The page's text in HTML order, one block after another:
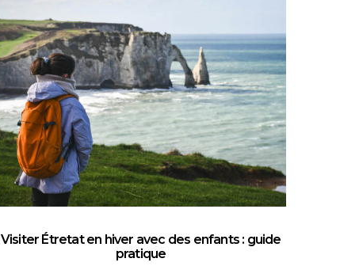
Visiter Étretat en hiver avec des enfants : guide
pratique